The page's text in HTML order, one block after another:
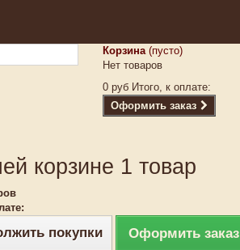
Корзина (пусто)
Нет товаров
0 руб Итого, к оплате:
Оформить заказ
корзине 1 товар
покупки Оформить заказ